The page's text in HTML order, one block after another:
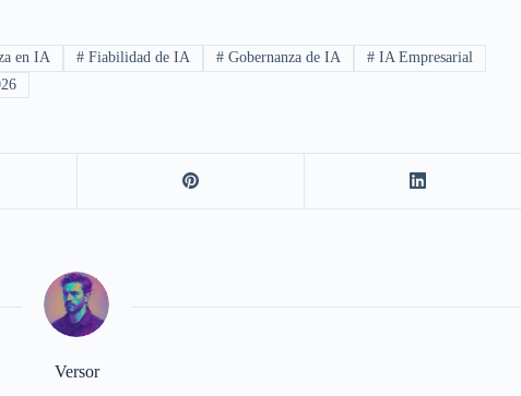
en IA # Fiabilidad de IA # Gobernanza de IA #IA Empresarial
Versor